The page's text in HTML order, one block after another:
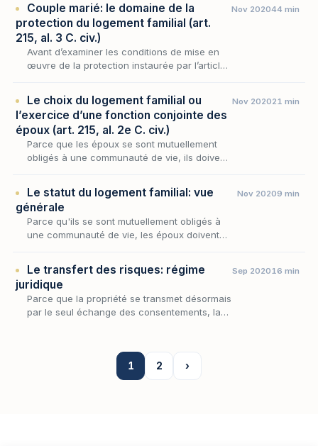
Couple marié: le domaine de la
protection du logement familial (art.
215, al. 3 C. civ.)
Avant d’examiner les conditions de mise en
œuvre de la protection instaurée par l’article
Nov 202044 min
Le choix du logement familial ou
l’exercice d’une fonction conjointe des
époux (art. 215, al. 2e C. civ.)
Parce que les époux se sont mutuellement
obligés à une communauté de vie, ils doivent
Nov 202021 min
Le statut du logement familial: vue
générale
Parce qu'ils se sont mutuellement obligés à
une communauté de vie, les époux doivent
bien…
Nov 20209 min
Le transfert des risques: régime
juridique
Parce que la propriété se transmet désormais
par le seul échange des consentements, la
Sep 202016 min
1 2 ›